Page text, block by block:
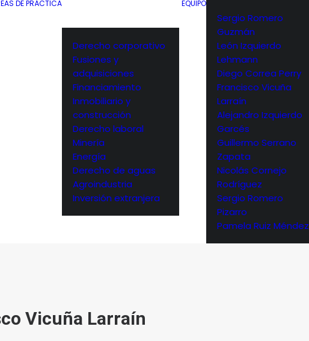
DE PRÁCTICA
Derecho corporativo
Fusiones y
adquisiciones
Financiamiento
Inmobiliario y
construcción
Derecho laboral
Minería
Energía
Derecho de aguas
Agroindustria
Inversión extranjera
EQUIPO
Sergio Romero
Guzmán
León Izquierdo
Lehmann
Diego Correa Perry
Francisco Vicuña
Larraín
Alejandro Izquierdo
Garcés
Guillermo Serrano
Zapata
Nicolás Cornejo
Rodríguez
Sergio Romero
Pizarro
Pamela Ruiz Méndez
Vicuña Larraín